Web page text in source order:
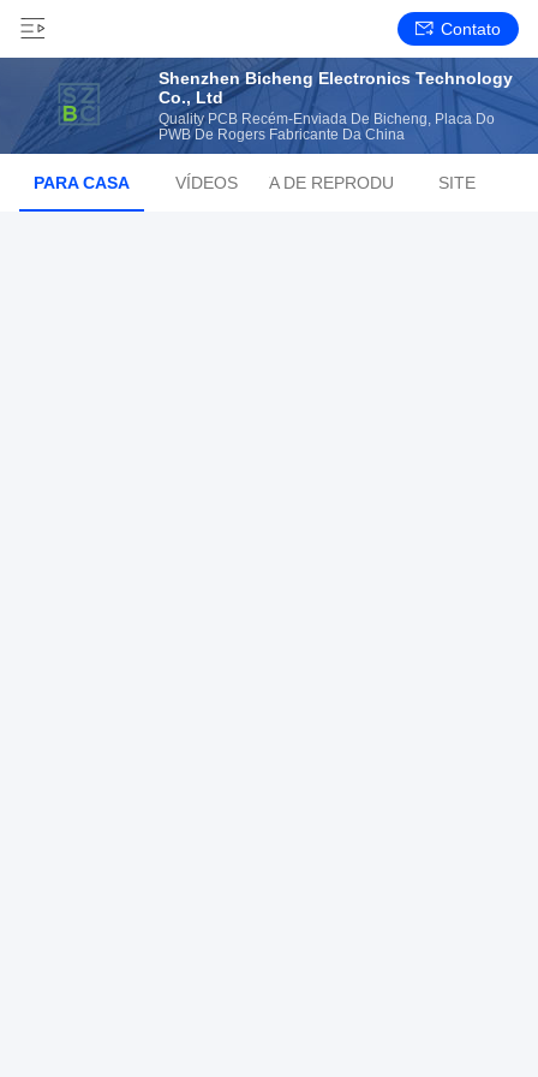
Contato
Shenzhen Bicheng Electronics Technology
Co., Ltd
Quality PCB Recém-Enviada De Bicheng, Placa Do
PWB De Rogers Fabricante Da China
PARA CASA VÍDEOSLISTA DE REPRODUÇÃO SITE